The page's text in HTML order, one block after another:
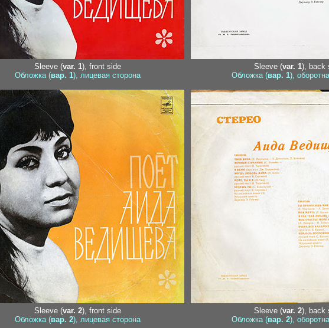
Sleeve (var. 1), front side
Обложка (вар. 1), лицевая сторона
Sleeve (var. 1), back
Обложка (вар. 1),
Sleeve (var. 2), front side
Обложка (вар. 2), лицевая сторона
Sleeve (var. 2), back
Обложка (вар. 2),